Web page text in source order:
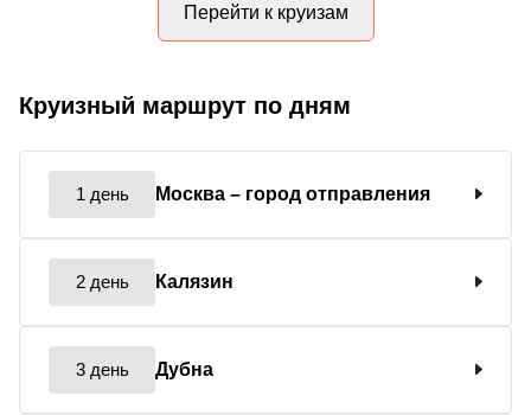
Перейти к круизам
Круизный маршрут по дням
1 день Москва – город отправления
2 день Калязин
3 день Дубна